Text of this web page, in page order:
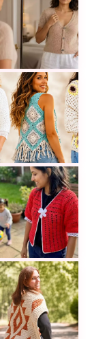
llena el
elegante
a tejer
y
chaquetas
tejer
V a
roja a